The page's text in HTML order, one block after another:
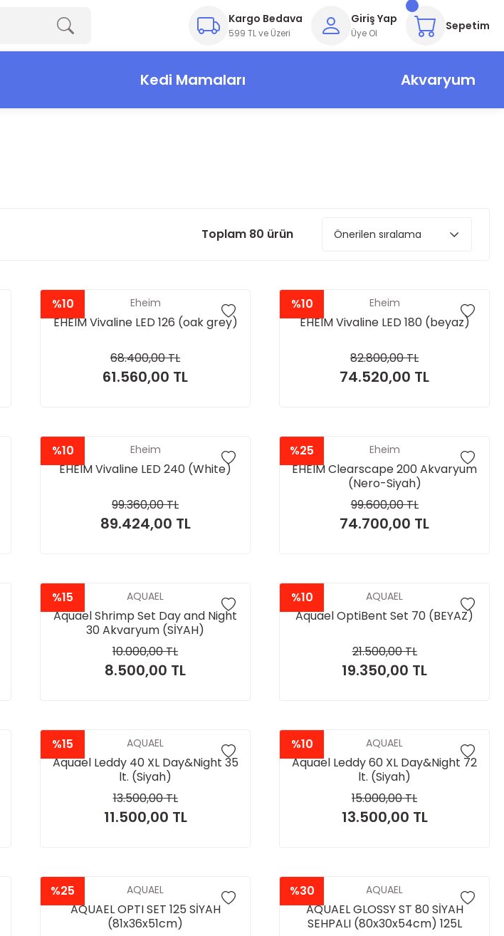
Kargo Bedava
599 TL ve Üzeri
Giriş Yap
Üye Ol
Sepetim
Kedi Mamaları Akvaryum
Toplam 80 ürün
%10 Eheim
EHEIM Vivaline LED 126 (oak grey)
68.400,00 TL
61.560,00 TL
%10 Eheim
EHEIM Vivaline LED 180 (beyaz)
82.800,00 TL
74.520,00 TL
%10 Eheim
EHEIM Vivaline LED 240 (White)
99.360,00 TL
89.424,00 TL
%25 Eheim
EHEIM Clearscape 200 Akvaryum
(Nero-Siyah)
99.600,00 TL
74.700,00 TL
%15 AQUAEL
Aquael Shrimp Set Day and Night
30 Akvaryum (SİYAH)
10.000,00 TL
8.500,00 TL
%10 AQUAEL
Aquael OptiBent Set 70 (BEYAZ)
21.500,00 TL
19.350,00 TL
%15 AQUAEL
Aquael Leddy 40 XL Day&Night 35
lt. (Siyah)
13.500,00 TL
11.500,00 TL
%10 AQUAEL
Aquael Leddy 60 XL Day&Night 72
lt. (Siyah)
15.000,00 TL
13.500,00 TL
%25 AQUAEL
AQUAEL OPTI SET 125 SİYAH
(81x36x51cm)
%30 AQUAEL
AQUAEL GLOSSY ST 80 SİYAH
SEHPALI (80x30x54cm) 125L